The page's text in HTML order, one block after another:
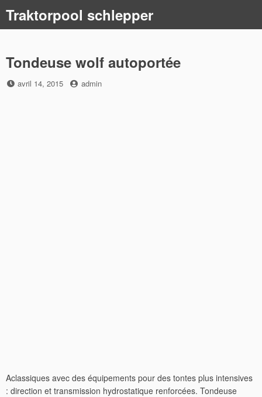
content
Traktorpool schlepper
Tondeuse wolf autoportée
Posted
avril 14, 2015 by
admin
Aclassiques avec des équipements pour des tontes plus intensives
: direction et transmission hydrostatique renforcées. Tondeuse